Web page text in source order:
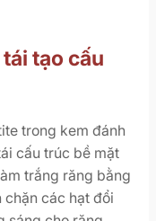
tạo cấu
trong kem đánh
cấu trúc bề mặt
trắng răng bằng
các hạt đổi